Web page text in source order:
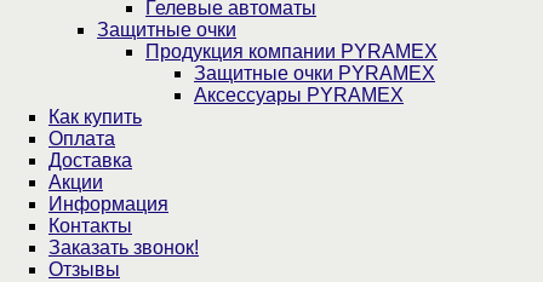
Гелевые автоматы
Защитные очки
Продукция компании PYRAMEX
Защитные очки PYRAMEX
Аксессуары PYRAMEX
Как купить
Оплата
Доставка
Акции
Информация
Контакты
Заказать звонок!
Отзывы